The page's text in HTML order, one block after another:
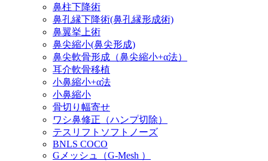
鼻柱下降術
鼻孔縁下降術(鼻孔縁形成術)
鼻翼挙上術
鼻尖縮小(鼻尖形成)
鼻尖軟骨形成（鼻尖縮小+α法）
耳介軟骨移植
小鼻縮小+α法
小鼻縮小
骨切り幅寄せ
ワシ鼻修正（ハンプ切除）
テスリフトソフトノーズ
BNLS COCO
Gメッシュ（G-Mesh ）